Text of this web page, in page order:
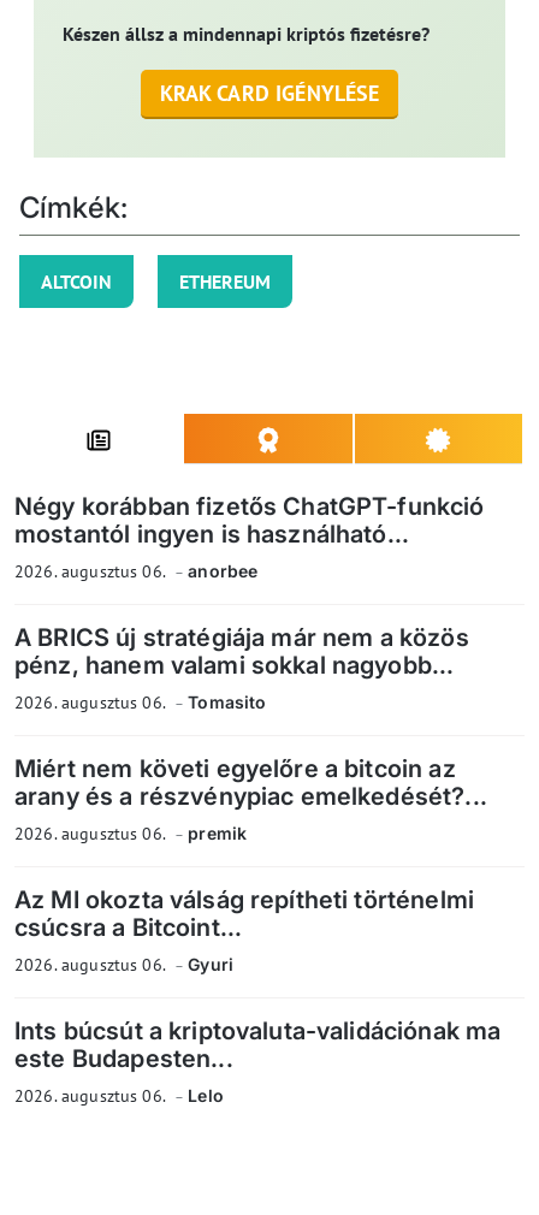
Készen állsz a mindennapi kriptós fizetésre?
KRAK CARD IGÉNYLÉSE
Címkék:
ALTCOIN ETHEREUM
Négy korábban fizetős ChatGPT-funkció
mostantól ingyen is használható...
2026. augusztus 06. anorbee
A BRICS új stratégiája már nem a közös
pénz, hanem valami sokkal nagyobb...
2026. augusztus 06. Tomasito
Miért nem követi egyelőre a bitcoin az
arany és a részvénypiac emelkedését?...
2026. augusztus 06. premik
Az MI okozta válság repítheti történelmi
csúcsra a Bitcoint...
2026. augusztus 06. Gyuri
Ints búcsút a kriptovaluta-validációnak ma
este Budapesten...
2026. augusztus 06. Lelo